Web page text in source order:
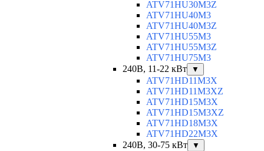
ATV71HU30M3Z
ATV71HU40M3
ATV71HU40M3Z
ATV71HU55M3
ATV71HU55M3Z
ATV71HU75M3
240В, 11-22 кВт
▼
ATV71HD11M3X
ATV71HD11M3XZ
ATV71HD15M3X
ATV71HD15M3XZ
ATV71HD18M3X
ATV71HD22M3X
240В, 30-75 кВт
▼